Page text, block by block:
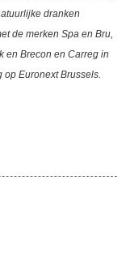
dranken
de merken Spa en Bru,
en Brecon en Carreg in
Euronext Brussels.